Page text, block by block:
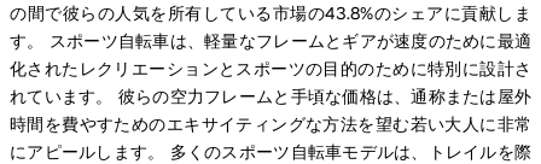
の間で彼らの人気を所有している市場の43.8%のシェアに貢献しま
す。 スポーツ自転車は、軽量なフレームとギアが速度のために最適
化されたレクリエーションとスポーツの目的のために特別に設計さ
れています。 彼らの空力フレームと手頃な価格は、通称または屋外
時間を費やすためのエキサイティングな方法を望む若い大人に非常
にアピールします。 多くのスポーツ自転車モデルは、トレイルを際